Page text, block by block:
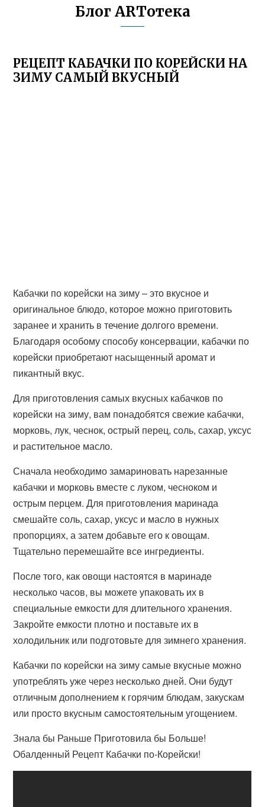
Блог ARTотека
РЕЦЕПТ КАБАЧКИ ПО КОРЕЙСКИ НА
ЗИМУ САМЫЙ ВКУСНЫЙ
Кабачки по корейски на зиму – это вкусное и
оригинальное блюдо, которое можно приготовить
заранее и хранить в течение долгого времени.
Благодаря особому способу консервации, кабачки по
корейски приобретают насыщенный аромат и
пикантный вкус.
Для приготовления самых вкусных кабачков по
корейски на зиму, вам понадобятся свежие кабачки,
морковь, лук, чеснок, острый перец, соль, сахар, уксус
и растительное масло.
Сначала необходимо замариновать нарезанные
кабачки и морковь вместе с луком, чесноком и
острым перцем. Для приготовления маринада
смешайте соль, сахар, уксус и масло в нужных
пропорциях, а затем добавьте его к овощам.
Тщательно перемешайте все ингредиенты.
После того, как овощи настоятся в маринаде
несколько часов, вы можете упаковать их в
специальные емкости для длительного хранения.
Закройте емкости плотно и поставьте их в
холодильник или подготовьте для зимнего хранения.
Кабачки по корейски на зиму самые вкусные можно
употреблять уже через несколько дней. Они будут
отличным дополнением к горячим блюдам, закускам
или просто вкусным самостоятельным угощением.
Знала бы Раньше Приготовила бы Больше!
Обалденный Рецепт Кабачки по-Корейски!